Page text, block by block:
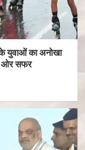
के युवाओं का अनोखा
ओर सफर